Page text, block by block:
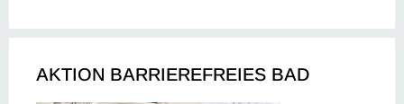
AKTION BARRIEREFREIES BAD